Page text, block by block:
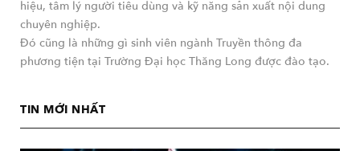
hiệu, tâm lý người tiêu dùng và kỹ năng sản xuất nội dung
chuyên nghiệp.
Đó cũng là những gì sinh viên ngành Truyền thông đa
phương tiện tại Trường Đại học Thăng Long được đào tạo.
TIN MỚI NHẤT